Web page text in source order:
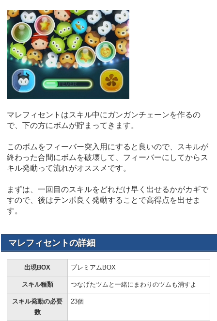
マレフィセントはスキル中にガンガンチェーンを作るの
で、下の方にボムが貯まってきます。
このボムをフィーバー突入用にすると良いので、スキルが
終わった合間にボムを破壊して、フィーバーにしてからス
キル発動って流れがオススメです。
まずは、一回目のスキルをどれだけ早く出せるかがカギで
すので、後はテンポ良く発動することで高得点を出せま
す。
マレフィセントの詳細
出現BOX プレミアムBOX
スキル種類 つなげたツムと一緒にまわりのツムも消すよ
スキル発動の必要
数
23個